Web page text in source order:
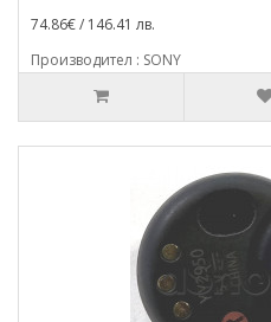
74.86€ / 146.41 лв.
Производител : SONY